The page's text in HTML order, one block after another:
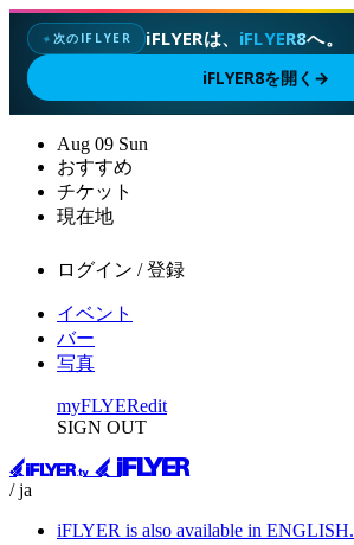
✦次のIFLYER iFLYERは、 iFLYER8へ。
iFLYER8を開く →
Aug 09 Sun
おすすめ
チケット
現在地
ログイン / 登録
イベント
バー
写真
myFLYERedit
SIGN OUT
/ ja
iFLYER is also available in ENGLISH.